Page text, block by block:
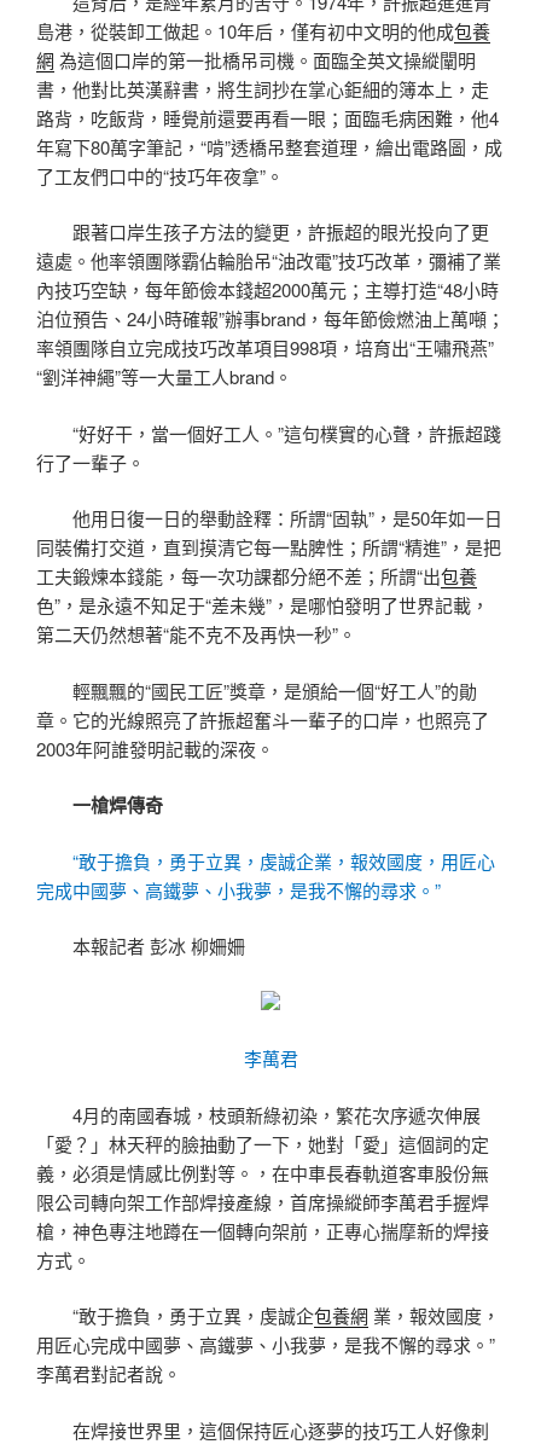
島港，從裝卸工做起。10年后，僅有初中文明的他成包養
網 為這個口岸的第一批橋吊司機。面臨全英文操縱闡明
書，他對比英漢辭書，將生詞抄在掌心鉅細的簿本上，走
路背，吃飯背，睡覺前還要再看一眼；面臨毛病困難，他4
年寫下80萬字筆記，“啃”透橋吊整套道理，繪出電路圖，成
了工友們口中的“技巧年夜拿”。
跟著口岸生孩子方法的變更，許振超的眼光投向了更
遠處。他率領團隊霸佔輪胎吊“油改電”技巧改革，彌補了業
內技巧空缺，每年節儉本錢超2000萬元；主導打造“48小時
泊位預告、24小時確報”辦事brand，每年節儉燃油上萬噸；
率領團隊自立完成技巧改革項目998項，培育出“王嘯飛燕”
“劉洋神繩”等一大量工人brand。
“好好干，當一個好工人。”這句樸實的心聲，許振超踐
行了一輩子。
他用日復一日的舉動詮釋：所謂“固執”，是50年如一日
同裝備打交道，直到摸清它每一點脾性；所謂“精進”，是把
工夫鍛煉本錢能，每一次功課都分絕不差；所謂“出包養
色”，是永遠不知足于“差未幾”，是哪怕發明了世界記載，
第二天仍然想著“能不克不及再快一秒”。
輕飄飄的“國民工匠”獎章，是頒給一個“好工人”的勛
章。它的光線照亮了許振超奮斗一輩子的口岸，也照亮了
2003年阿誰發明記載的深夜。
一槍焊傳奇
“敢于擔負，勇于立異，虔誠企業，報效國度，用匠心
完成中國夢、高鐵夢、小我夢，是我不懈的尋求。”
本報記者 彭冰 柳姍姍
李萬君
4月的南國春城，枝頭新綠初染，繁花次序遞次伸展
「愛？」林天秤的臉抽動了一下，她對「愛」這個詞的定
義，必須是情感比例對等。，在中車長春軌道客車股份無
限公司轉向架工作部焊接產線，首席操縱師李萬君手握焊
槍，神色專注地蹲在一個轉向架前，正專心揣摩新的焊接
方式。
“敢于擔負，勇于立異，虔誠企包養網 業，報效國度，
用匠心完成中國夢、高鐵夢、小我夢，是我不懈的尋求。”
李萬君對記者說。
在焊接世界里，這個保持匠心逐夢的技巧工人好像刺